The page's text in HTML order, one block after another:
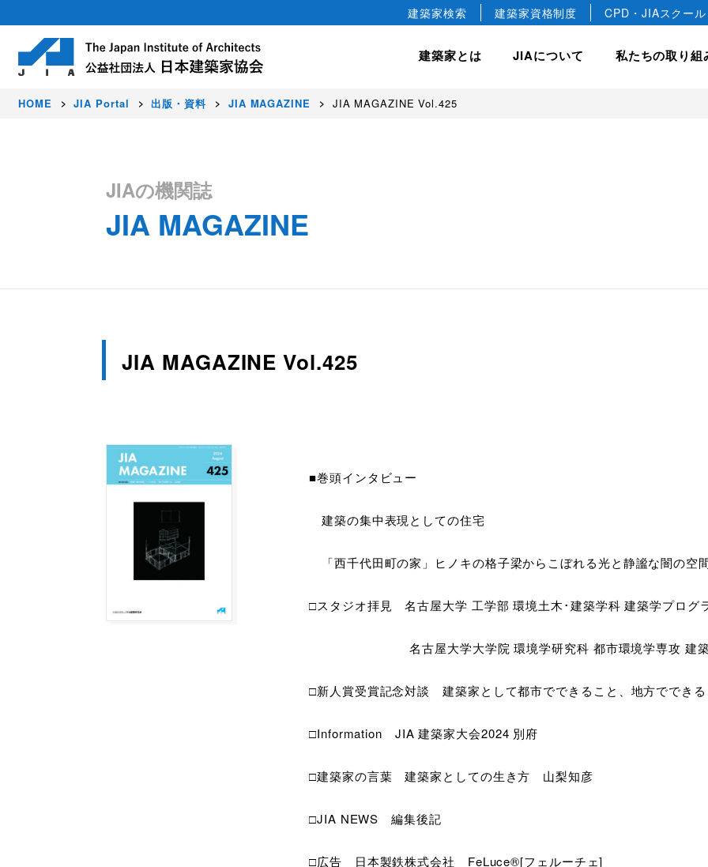
建築家検索 建築家資格制度 CPD・JIAスクール
建築家とは JIAについて
About
日本建築家協会（JIA）は建築家が集う公益社団法人です。
私たちの取り組
Activity
豊かな暮らし、価値ある環境、美しい国をデザインします。
Award
JIAでは、すぐれた建築作品を顕彰し、建築文化のすばらしさや価値を
Membership
正会員（建築家）はじめ各種会員制度を設けています。
HOME JIA Portal 出版・資料 JIA MAGAZINE JIA MAGAZINE Vol.425
JIAの機関誌
JIA MAGAZINE
JIA MAGAZINE Vol.425
■巻頭インタビュー
建築の集中表現としての住宅
「西千代田町の家」ヒノキの格子梁からこぼれる光と静謐な闇の
□スタジオ拝見 名古屋大学 工学部 環境土木･建築学科 建築学プログ
名古屋大学大学院 環境学研究科 都市環境学専攻 建築
□新人賞受賞記念対談 建築家として都市でできること、地方ででき
□Information JIA 建築家大会2024 別府
□建築家の言葉 建築家としての生き方 山梨知彦
□JIA NEWS 編集後記
□広告 日本製鉄株式会社 FeLuce®[フェルーチェ]